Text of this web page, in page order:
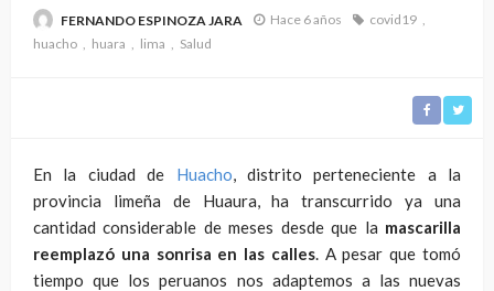
FERNANDO ESPINOZA JARA Hace 6 años
covid19
huacho
huara lima Salud
En la ciudad de Huacho, distrito perteneciente a la
provincia limeña de Huaura, ha transcurrido ya una
cantidad considerable de meses desde que la mascarilla
reemplazó una sonrisa en las calles. A pesar que tomó
tiempo que los peruanos nos adaptemos a las nuevas